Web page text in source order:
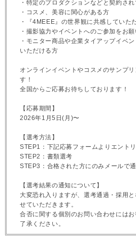
・特定のプロダクションなどと契約さ
・コスメ、美容に関心がある方
・『4MEEE』の世界観に共感していた
・撮影協力やイベントへのご参加をお願
・モニター商品や企業タイアップイベ
いただける方
オンラインイベントやコスメのサンプ
す！
全国からご応募お待ちしております！
【応募期間】
2026年1月5日(月)〜
【選考方法】
STEP1：下記応募フォームよりエント
STEP2：書類選考
STEP3：合格された方にのみメールで
【選考結果の通知について】
大変恐れ入りますが、選考通過・採用
せていただきます。
合否に関する個別のお問い合わせには
了承ください。